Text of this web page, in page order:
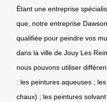
Étant une entreprise
que, notre entreprise
qualifiée pour peindre vos
dans la ville de Jouy Les
nous pouvons utiliser
: les peintures aqueuses ;
chaux) ; les peintures